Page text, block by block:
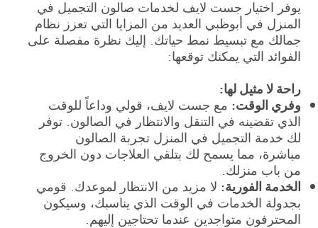
يوفر اختيار جست لايف لخدمات صالون التجميل في
المنزل في أبوظبي العديد من المزايا التي تعزز نظام
جمالك مع تبسيط نمط حياتك. إليك نظرة مفصلة على
الفوائد التي يمكنك توقعها:
راحة لا مثيل لها:
وفري الوقت: مع جست لايف، قولي وداعاً للوقت
الذي تقضينه في التنقل والانتظار في الصالون. توفر
لك خدمة التجميل في المنزل تجربة الصالون
مباشرة، مما يسمح لك بتلقي العلاجات دون الخروج
من باب منزلك.
الخدمة الفورية: لا مزيد من الانتظار لموعدك. قومي
بجدولة الخدمات في الوقت الذي يناسبك، وسيكون
المحترفون متواجدين عندما تحتاجين إليهم.